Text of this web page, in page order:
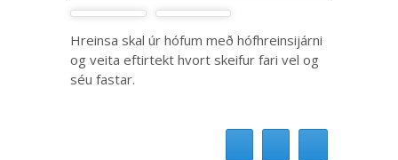
Hreinsa skal úr hófum með hófhreinsijárni
og veita eftirtekt hvort skeifur fari vel og
séu fastar.